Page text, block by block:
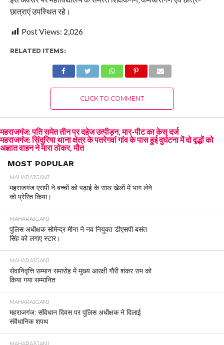
छात्राएं उपस्थित रहे।
Post Views: 2,026
RELATED ITEMS:
CLICK TO COMMENT
महराजगंज: पति समेत तीन पर दहेज उत्पीड़न, मार-पीट का केस दर्ज
महराजगंज: सिंदुरिया थाना क्षेत्र के पतरेगवां गांव के पास हुई दुर्घटना में दो वृद्धों को
अज्ञात वाहन ने मारा ठोकर, मौत
MOST POPULAR
MAHARAJGANJ
महराजगंज एसपी ने बच्चों को पढ़ाई के साथ खेलों में भाग लेने
को प्रेरित किया।
MAHARAJGANJ
पुलिस अधीक्षक सोमेन्द्र मीना ने नव नियुक्त डीएसपी बसंत
सिंह को लगाए स्टार।
MAHARAJGANJ
सेवानिवृत्ति सम्मान समारोह में मुख्य आरक्षी गौरी शंकर राम को
किया गया सम्मानित
MAHARAJGANJ
महराजगंज: संविधान दिवस पर पुलिस अधीक्षक ने दिलाई
संवैधानिक शपथ